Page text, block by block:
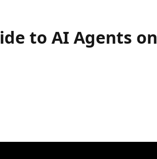
to AI Agents on